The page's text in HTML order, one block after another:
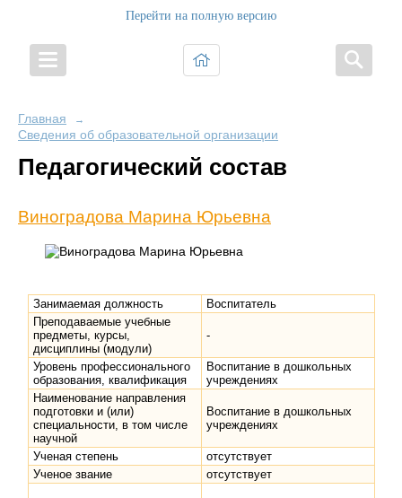
Перейти на полную версию
Главная →
Сведения об образовательной организации
Педагогический состав
Виноградова Марина Юрьевна
Занимаемая должность
Воспитатель
Преподаваемые учебные
предметы, курсы,
дисциплины (модули)
-
Уровень профессионального
образования, квалификация
Воспитание в дошкольных
учреждениях
Наименование направления
подготовки и (или)
специальности, в том числе
научной
Воспитание в дошкольных
учреждениях
Ученая степень
отсутствует
Ученое звание
отсутствует